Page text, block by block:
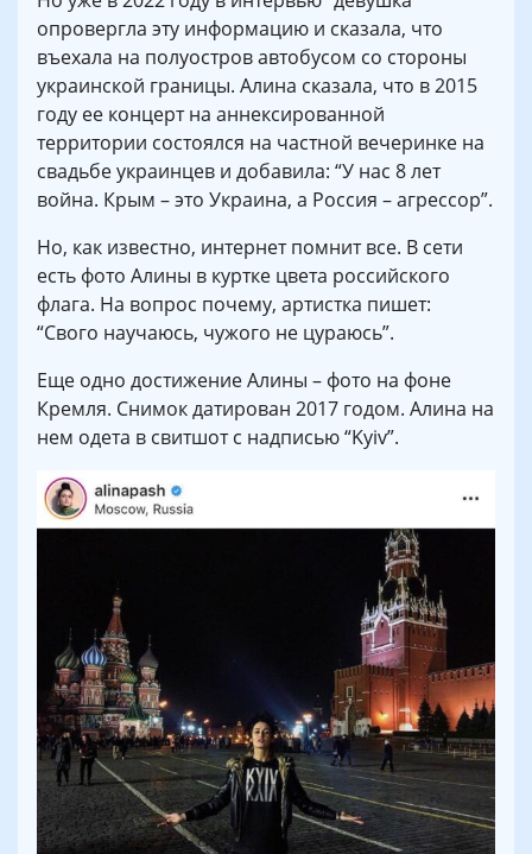
опровергла эту информацию и сказала, что
въехала на полуостров автобусом со стороны
украинской границы. Алина сказала, что в 2015
году ее концерт на аннексированной
территории состоялся на частной вечеринке на
свадьбе украинцев и добавила: “У нас 8 лет
война. Крым – это Украина, а Россия – агрессор”.
Но, как известно, интернет помнит все. В сети
есть фото Алины в куртке цвета российского
флага. На вопрос почему, артистка пишет:
“Свого научаюсь, чужого не цураюсь”.
Еще одно достижение Алины – фото на фоне
Кремля. Снимок датирован 2017 годом. Алина на
нем одета в свитшот с надписью “Kyiv”.